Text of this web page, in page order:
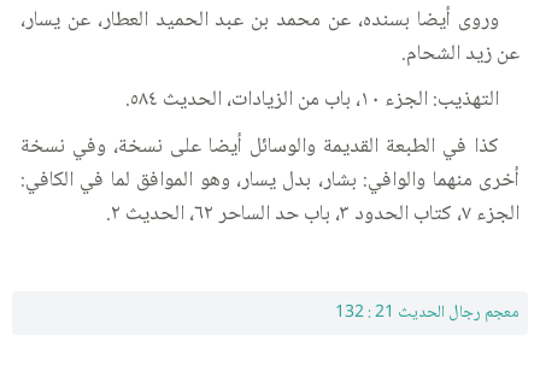
وروى أيضا بسنده، عن محمد بن عبد الحميد العطار، عن يسار،
عن زيد الشحام.
التهذيب: الجزء ١٠، باب من الزيادات، الحديث ٥٨٤.
كذا في الطبعة القديمة والوسائل أيضا على نسخة، وفي نسخة
أخرى منهما والوافي: بشار، بدل يسار، وهو الموافق لما في الكافي:
الجزء ٧، كتاب الحدود ٣، باب حد الساحر ٦٢، الحديث ٢.
معجم رجال الحديث 21 : 132